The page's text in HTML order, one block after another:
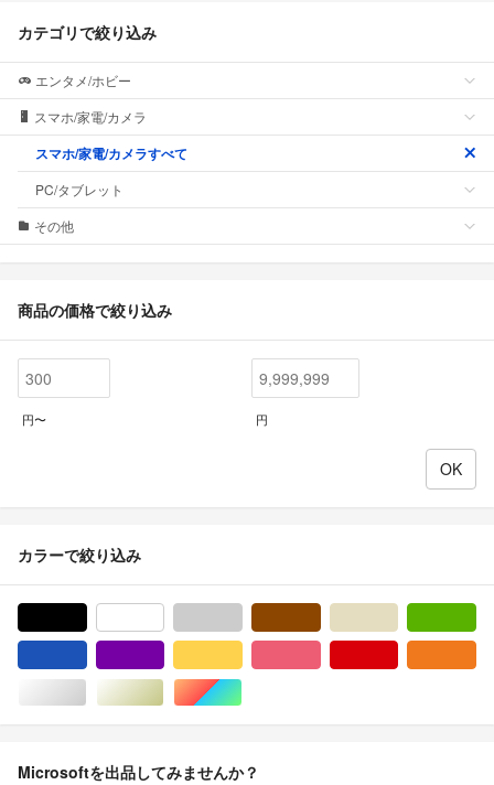
カテゴリで絞り込み
エンタメ/ホビー
スマホ/家電/カメラ
スマホ/家電/カメラすべて
PC/タブレット
その他
商品の価格で絞り込み
円〜 円
カラーで絞り込み
シルバー/銀色系ゴールド/金色系マルチカラー
Microsoftを出品してみませんか？